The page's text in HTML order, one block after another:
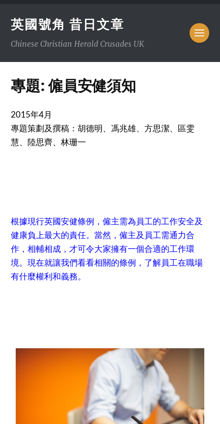
英國號角 昔日文章
Chinese Christian Herald Crusades UK
專題: 僱員安健須知
2015年4月
專題策劃及撰稿：胡德明、馮兆雄、方思潔、區雯
慧、陸思齊、林珊一
根據現行英國安健條例，僱主需為員工的工作安全及
健康負上最大的責任。當然，僱主及員工需通力合
作，相輔相成，才可令大家擁有一個合適的工作環
境。現在就讓我們看看相關的條例，了解員工在職場
有什麼權利和義務。